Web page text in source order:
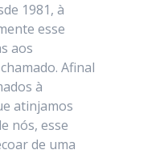
1981, à
esse
aos
Afinal
à
atinjamos
nós, esse
de uma